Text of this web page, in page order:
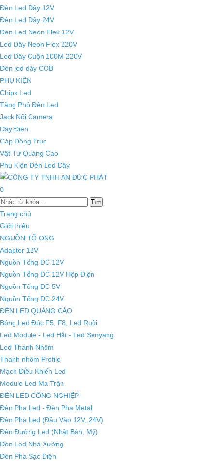
Đèn Led Dây 12V
Đèn Led Dây 24V
Đèn Led Neon Flex 12V
Led Dây Neon Flex 220V
Led Dây Cuộn 100M-220V
Đèn led dây COB
PHỤ KIỆN
Chips Led
Tăng Phô Đèn Led
Jack Nối Camera
Dây Điện
Cáp Đồng Trục
Vật Tư Quảng Cáo
Phụ Kiện Đèn Led Dây
0
Tìm
Trang chủ
Giới thiệu
NGUỒN TỔ ONG
Adapter 12V
Nguồn Tổng DC 12V
Nguồn Tổng DC 12V Hộp Điện
Nguồn Tổng DC 5V
Nguồn Tổng DC 24V
ĐÈN LED QUẢNG CÁO
Bóng Led Đúc F5, F8, Led Ruồi
Led Module - Led Hắt - Led Senyang
Led Thanh Nhôm
Thanh nhôm Profile
Mạch Điều Khiển Led
Module Led Ma Trận
ĐÈN LED CÔNG NGHIỆP
Đèn Pha Led - Đèn Pha Metal
Đèn Pha Led (Đầu Vào 12V, 24V)
Đèn Đường Led (Nhật Bản, Mỹ)
Đèn Led Nhà Xưởng
Đèn Pha Sạc Điện